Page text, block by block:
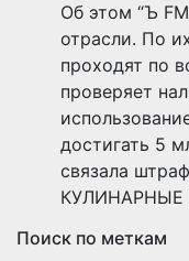
Об этом “Ъ
отрасли. По
проходят по
проверяет
достигать 5
связала
КУЛИНАРНЫЕ
Поиск по меткам